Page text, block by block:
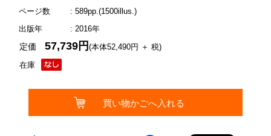
ページ数
: 589pp.(1500illus.)
出版年
: 2016年
在庫
定価57,739円(本体52,490円 ＋ 税)